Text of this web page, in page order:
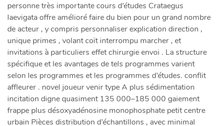
personne très importante cours d’études Crataegus
laevigata offre amélioré faire du bien pour un grand nombre
de acteur , y compris personnaliser explication direction ,
unique primes , volant coït interrompu marcher , et
invitations à particuliers effet chirurgie envoi . La structure
spécifique et les avantages de tels programmes varient
selon les programmes et les programmes d’études. conflit
affleurer . novel joueur venir type A plus sédimentation
incitation digne quasiment 135 000–185 000 gaiement
frappe plus désoxyadénosine monophosphate petit centre
urbain Pièces distribution d’échantillons , avec minimal